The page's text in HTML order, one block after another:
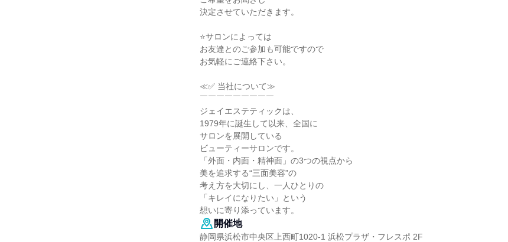
決定させていただきます。
⭐サロンによっては
お友達とのご参加も可能ですので
お気軽にご連絡下さい。
≪✅ 当社について≫
￣￣￣￣￣￣￣￣￣
ジェイエステティックは、
1979年に誕生して以来、全国に
サロンを展開している
ビューティーサロンです。
「外面・内面・精神面」の3つの視点から
美を追求する“三面美容”の
考え方を大切にし、一人ひとりの
「キレイになりたい」という
想いに寄り添っています。
開催地
静岡県浜松市中央区上西町1020-1 浜松プラザ・フレスポ 2F